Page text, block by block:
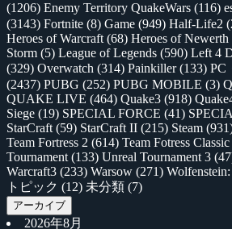
(1206) Enemy Territory QuakeWars (116)
(3143) Fortnite (8) Game (949) Half-Life2
Heroes of Warcraft (68) Heroes of Newerth
Storm (5) League of Legends (590) Left 4
(329) Overwatch (314) Painkiller(133) PC
(2437) PUBG (252) PUBG MOBILE (3)
QUAKE LIVE (464) Quake3 (918)
Siege (19) SPECIAL FORCE (41)
StarCraft (59) StarCraft II (215) Steam
Team Fortress 2 (614) Team Fotress Classic
Tournament (133) Unreal Tournament 3
Warcraft3 (233) Warsow (271)
トピック (12) 未分類 (7)
アーカイブ
2026年8月